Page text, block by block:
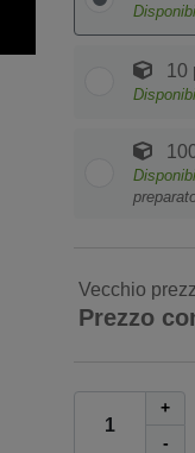
10
Vecchio
Prezzo
+
-